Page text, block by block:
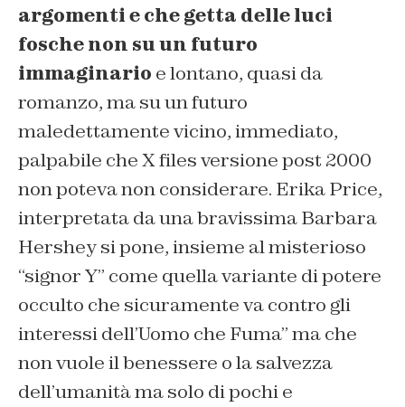
argomenti e che getta delle luci
fosche non su un futuro
immaginario e lontano, quasi da
romanzo, ma su un futuro
maledettamente vicino, immediato,
palpabile che X files versione post 2000
non poteva non considerare. Erika Price,
interpretata da una bravissima Barbara
Hershey si pone, insieme al misterioso
“signor Y” come quella variante di potere
occulto che sicuramente va contro gli
interessi dell’Uomo che Fuma” ma che
non vuole il benessere o la salvezza
dell’umanità ma solo di pochi e